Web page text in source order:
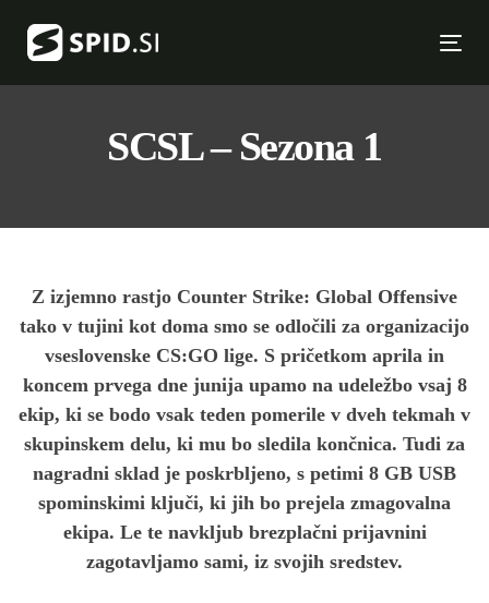
links
SCSL – Sezona 1
Z izjemno rastjo Counter Strike: Global Offensive
tako v tujini kot doma smo se odločili za organizacijo
vseslovenske CS:GO lige. S pričetkom aprila in
koncem prvega dne junija upamo na udeležbo vsaj 8
ekip, ki se bodo vsak teden pomerile v dveh tekmah v
skupinskem delu, ki mu bo sledila končnica. Tudi za
nagradni sklad je poskrbljeno, s petimi 8 GB USB
spominskimi ključi, ki jih bo prejela zmagovalna
ekipa. Le te navkljub brezplačni prijavnini
zagotavljamo sami, iz svojih sredstev.